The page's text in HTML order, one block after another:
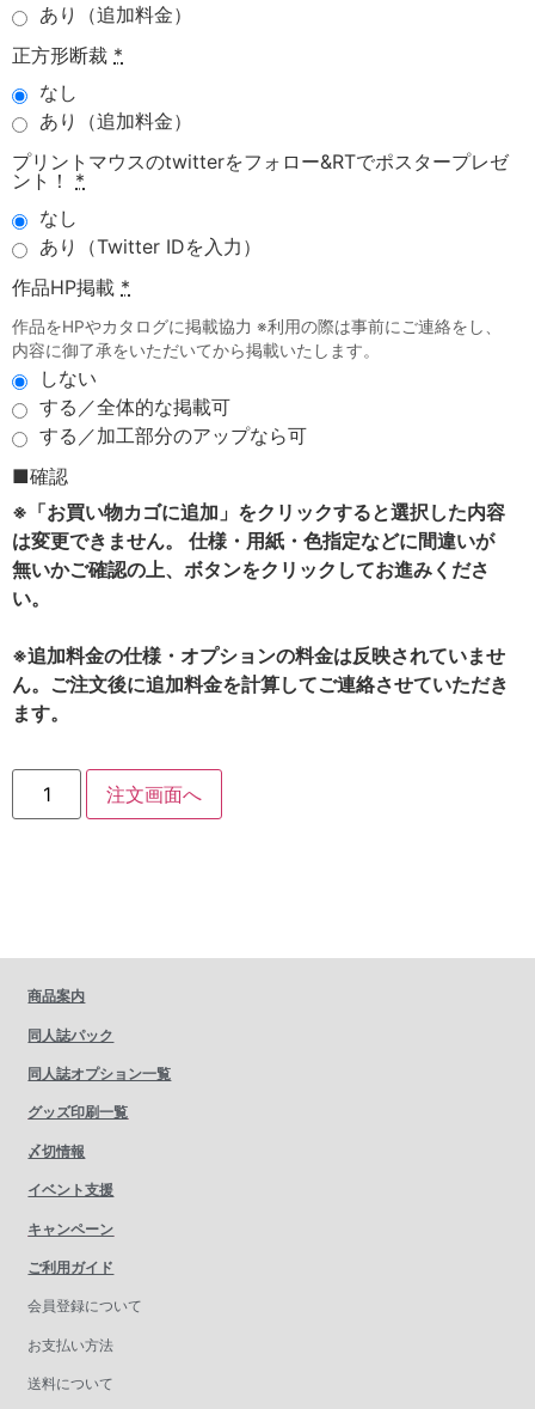
あり（追加料金）
正方形断裁 *
なし
あり（追加料金）
プリントマウスのtwitterをフォロー&RTでポスタープレゼ
ント！
*
なし
あり（Twitter IDを入力）
作品HP掲載 *
作品をHPやカタログに掲載協力 ※利用の際は事前にご連絡をし、
内容に御了承をいただいてから掲載いたします。
しない
する／全体的な掲載可
する／加工部分のアップなら可
■確認
※「お買い物カゴに追加」をクリックすると選択した内容
は変更できません。 仕様・用紙・色指定などに間違いが
無いかご確認の上、ボタンをクリックしてお進みくださ
い。
※追加料金の仕様・オプションの料金は反映されていませ
ん。ご注文後に追加料金を計算してご連絡させていただき
ます。
注文画面へ
商品案内
同人誌パック
同人誌オプション一覧
グッズ印刷一覧
〆切情報
イベント支援
キャンペーン
ご利用ガイド
会員登録について
お支払い方法
送料について